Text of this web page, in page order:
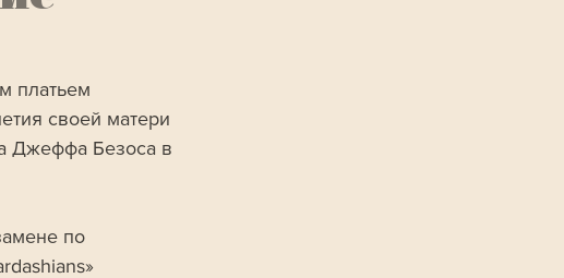
платьем
своей матери
Джеффа Безоса в
по